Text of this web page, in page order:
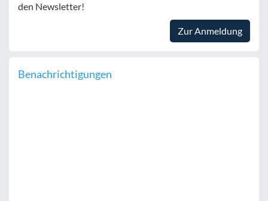
den Newsletter!
Zur Anmeldung
Benachrichtigungen